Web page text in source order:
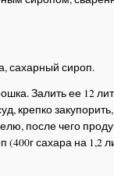
сахарный сироп.
Залить ее 12
крепко
после чего
сахара на 1,2